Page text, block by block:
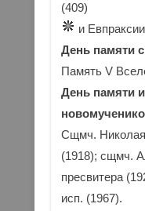
(409)
и
День памяти
Память V
День памяти
Сщмч. Николая
(1918); сщмч.
пресвитера
исп. (1967).